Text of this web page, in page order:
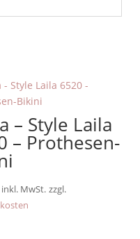
– Style Laila
– Prothesen-
inkl. MwSt. zzgl.